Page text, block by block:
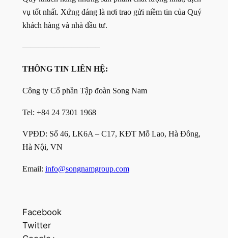
vụ tốt nhất. Xứng đáng là nơi trao gửi niềm tin của Quý
khách hàng và nhà đầu tư.
—————————–
THÔNG TIN LIÊN HỆ:
Công ty Cổ phần Tập đoàn Song Nam
Tel: +84 24 7301 1968
VPĐD: Số 46, LK6A – C17, KĐT Mỗ Lao, Hà Đông,
Hà Nội, VN
Email: info@songnamgroup.com
Facebook
Twitter